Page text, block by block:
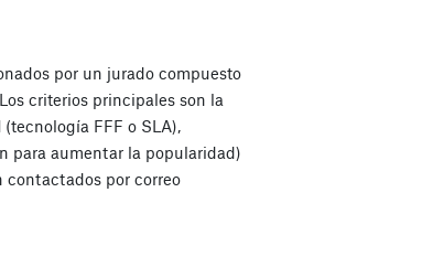
por un jurado compuesto
criterios principales son la
(tecnología FFF o SLA),
para aumentar la popularidad)
contactados por correo